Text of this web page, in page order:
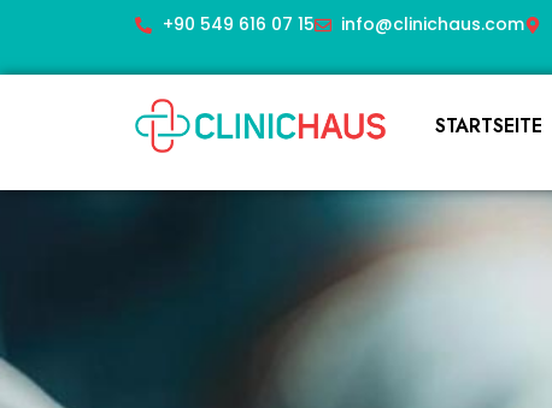
+90 549 616 07 15 info@clinichaus.com
STARTSEITE